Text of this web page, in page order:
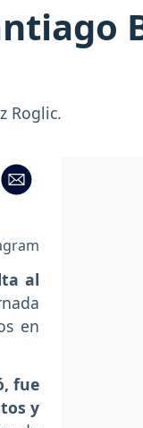
Roglic.
al
en
fue
y